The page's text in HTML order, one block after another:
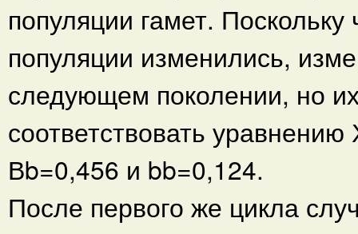
популяции гамет.
популяции изменились,
следующем поколении, но
соответствовать
Вb=0,456 и bb=0,124.
После первого же цикла